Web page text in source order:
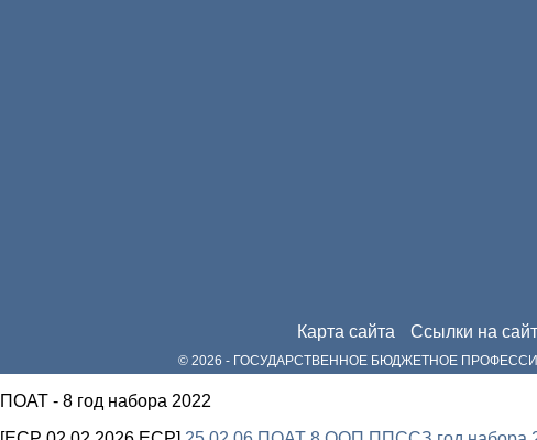
Карта сайта Ссылки на
© 2026 - ГОСУДАРСТВЕННОЕ БЮДЖЕТНОЕ
ПОАТ - 8 год набора 2022